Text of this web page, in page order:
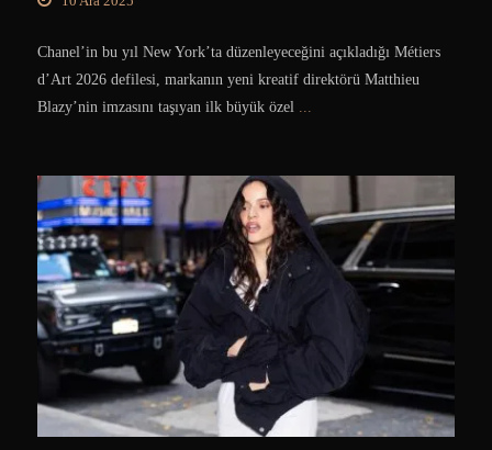
Chanel’in bu yıl New York’ta düzenleyeceğini açıkladığı Métiers
d’Art 2026 defilesi, markanın yeni kreatif direktörü Matthieu
Blazy’nin imzasını taşıyan ilk büyük özel ...